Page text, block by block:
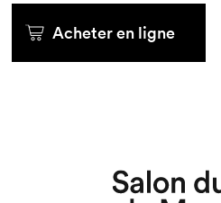
Acheter en ligne